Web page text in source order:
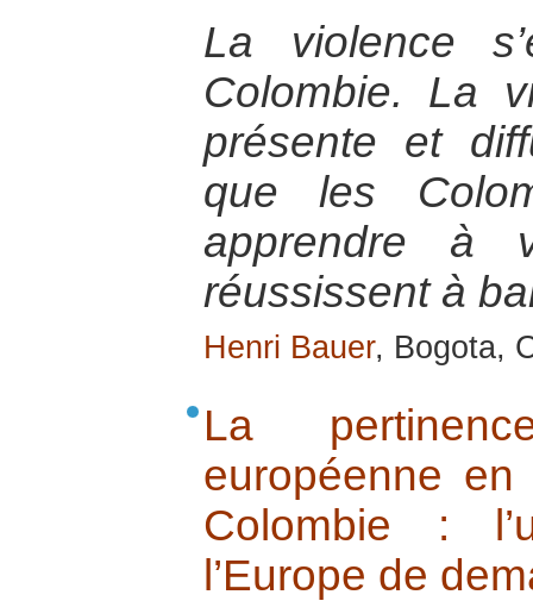
La violence
Colombie. La
présente et
que les
apprendre à
réussissent à
Henri Bauer, Bogota,
La
européenne
Colombie :
l’Europe de